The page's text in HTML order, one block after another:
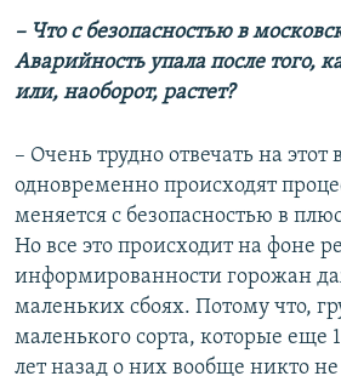
– Что с безопасностью в
Аварийность упала после того,
или, наоборот, растет?
– Очень трудно отвечать на этот
одновременно происходят
меняется с безопасностью в
Но все это происходит на фоне
информированности горожан
маленьких сбоях. Потому что,
маленького сорта, которые еще
лет назад о них вообще никто